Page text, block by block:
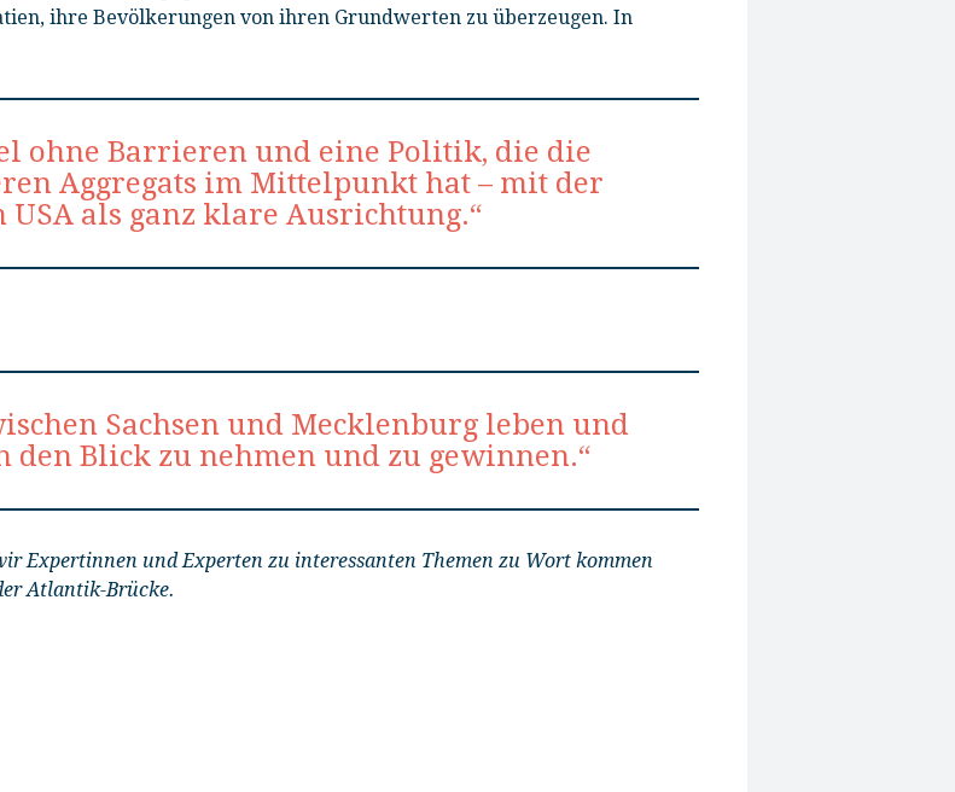
ihre Bevölkerungen von ihren Grundwerten zu überzeugen. In
ohne Barrieren und eine Politik, die die
Aggregats im Mittelpunkt hat – mit der
USA als ganz klare Ausrichtung.“
Sachsen und Mecklenburg leben und
den Blick zu nehmen und zu gewinnen.“
Expertinnen und Experten zu interessanten Themen zu Wort kommen
Atlantik-Brücke.